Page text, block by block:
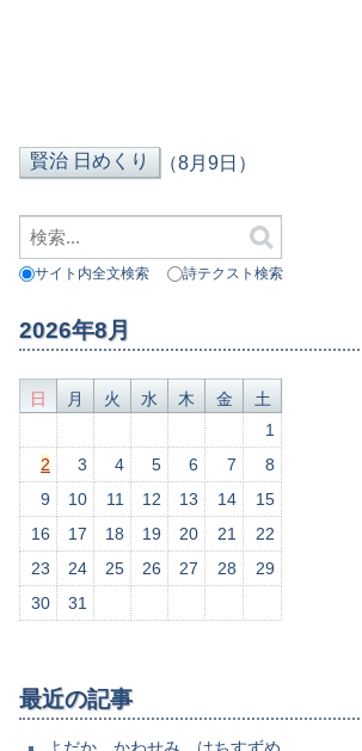
（8月9日）
サイト内全文検索 詩テクスト検索
2026年8月
日 月 火 水 木 金
土
1
2
3 4 5 6 7
8
9
10 11 12 13 14
15
16
17 18 19 20 21
22
23
24 25 26 27 28
29
30
31
最近の記事
よだか、かわせみ、はちすずめ